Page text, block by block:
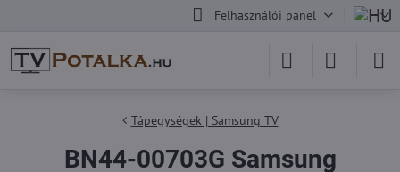
Felhasználói panel
Tápegységek | Samsung TV
BN44-00703G Samsung